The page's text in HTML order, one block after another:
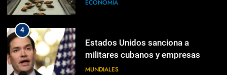
ECONOMÍA
4
Estados Unidos sanciona a
militares cubanos y empresas
vinculadas a la adquisición de
MUNDIALES